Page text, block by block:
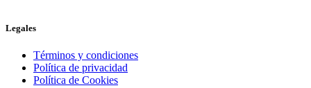
Legales
Términos y condiciones
Política de privacidad
Política de Cookies